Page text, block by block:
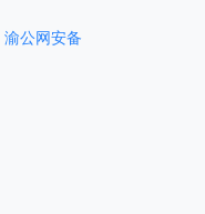
渝公网安备